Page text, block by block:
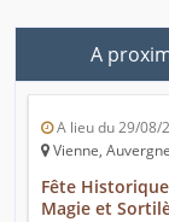
A
A lieu du 29/08/
Vienne,
Fête
Magie et